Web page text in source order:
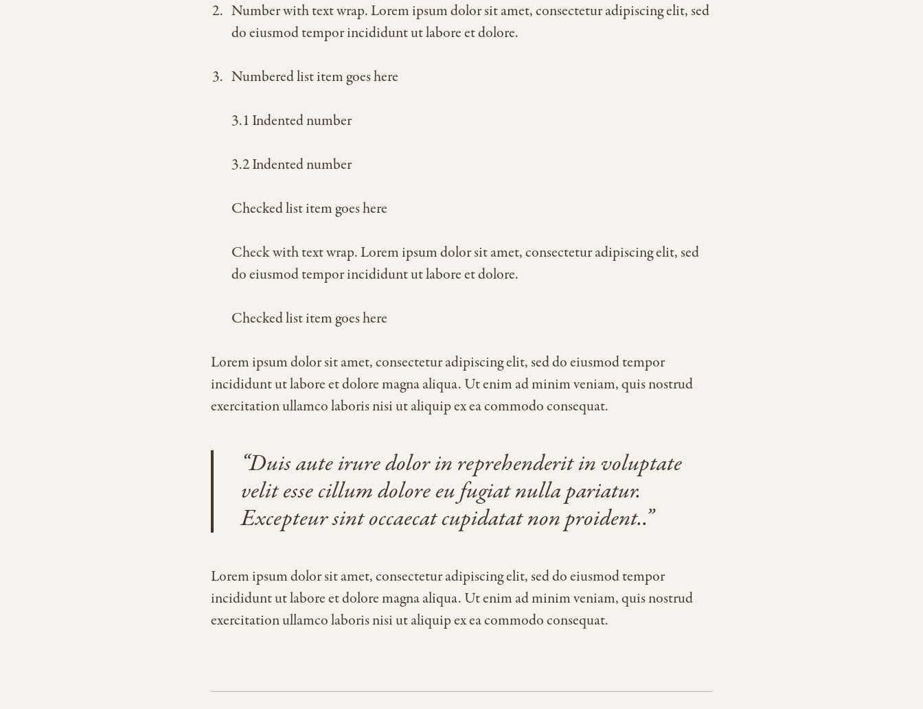
Number with text wrap. Lorem ipsum dolor sit amet, consectetur adipiscing elit, sed
do eiusmod tempor incididunt ut labore et dolore.
Numbered list item goes here
Indented number
Indented number
Checked list item goes here
Check with text wrap. Lorem ipsum dolor sit amet, consectetur adipiscing elit, sed
do eiusmod tempor incididunt ut labore et dolore.
Checked list item goes here
Lorem ipsum dolor sit amet, consectetur adipiscing elit, sed do eiusmod tempor
incididunt ut labore et dolore magna aliqua. Ut enim ad minim veniam, quis nostrud
exercitation ullamco laboris nisi ut aliquip ex ea commodo consequat.
Duis aute irure dolor in reprehenderit in voluptate
velit esse cillum dolore eu fugiat nulla pariatur.
Excepteur sint occaecat cupidatat non proident..
Lorem ipsum dolor sit amet, consectetur adipiscing elit, sed do eiusmod tempor
incididunt ut labore et dolore magna aliqua. Ut enim ad minim veniam, quis nostrud
exercitation ullamco laboris nisi ut aliquip ex ea commodo consequat.